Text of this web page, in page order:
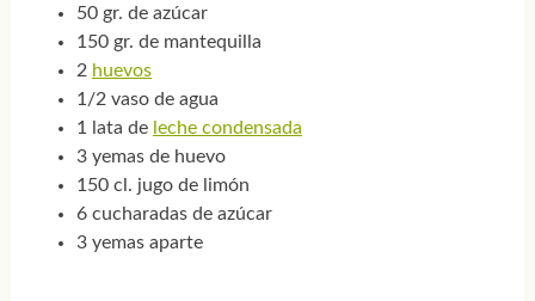
50 gr. de azúcar
150 gr. de mantequilla
2 huevos
1/2 vaso de agua
1 lata de leche condensada
3 yemas de huevo
150 cl. jugo de limón
6 cucharadas de azúcar
3 yemas aparte